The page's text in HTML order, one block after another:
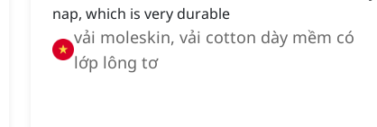
nap, which is very durable
vải moleskin, vải cotton dày mềm có
lớp lông tơ